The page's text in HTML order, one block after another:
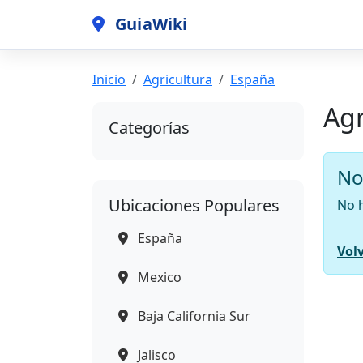
GuiaWiki
Inicio Agricultura España
Categorías
Ubicaciones Populares
España
Mexico
Baja California Sur
Jalisco
No